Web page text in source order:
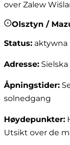
over Zalew
Olsztyn /
Status: aktywna
Adresse: Sielska
Åpningstider:
solnedgang
Høydepunkter:
Utsikt over de